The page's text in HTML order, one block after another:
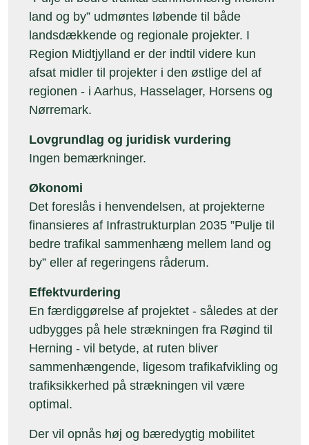
land og by” udmøntes løbende til både
landsdækkende og regionale projekter. I
Region Midtjylland er der indtil videre kun
afsat midler til projekter i den østlige del af
regionen - i Aarhus, Hasselager, Horsens og
Nørremark.
Lovgrundlag og juridisk vurdering
Ingen bemærkninger.
Økonomi
Det foreslås i henvendelsen, at projekterne
finansieres af Infrastrukturplan 2035 ”Pulje til
bedre trafikal sammenhæng mellem land og
by” eller af regeringens råderum.
Effektvurdering
En færdiggørelse af projektet - således at der
udbygges på hele strækningen fra Røgind til
Herning - vil betyde, at ruten bliver
sammenhængende, ligesom trafikafvikling og
trafiksikkerhed på strækningen vil være
optimal.
Der vil opnås høj og bæredygtig mobilitet